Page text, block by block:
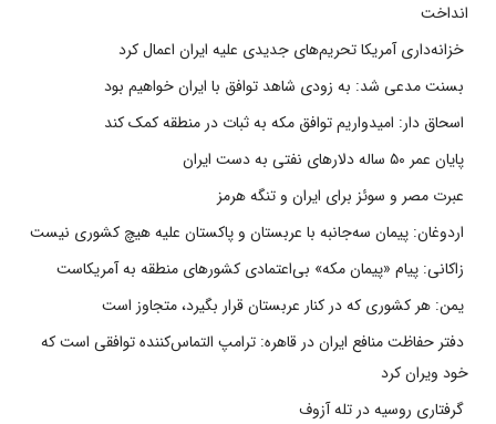
انداخت
خزانه‌داری آمریکا تحریم‌های جدیدی علیه ایران اعمال کرد
بسنت مدعی شد: به زودی شاهد توافق با ایران خواهیم بود
اسحاق دار: امیدواریم توافق مکه به ثبات در منطقه کمک کند
پایان عمر ۵۰ ساله دلارهای نفتی به دست ایران
عبرت مصر و سوئز برای ایران و تنگه هرمز
اردوغان: پیمان سه‌جانبه با عربستان و پاکستان علیه هیچ کشوری نیست
زاکانی: پیام «پیمان مکه» بی‌اعتمادی کشورهای منطقه به آمریکاست
یمن: هر کشوری که در کنار عربستان قرار بگیرد، متجاوز است
دفتر حفاظت منافع ایران در قاهره: ترامپ التماس‌کننده توافقی است که
خود ویران کرد
گرفتاری روسیه در تله آزوف